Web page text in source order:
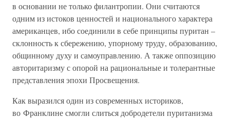
в основании не только филантропии. Они считаются
одним из истоков ценностей и национального характера
американцев, ибо соединили в себе принципы пуритан –
склонность к сбережению, упорному труду, образованию,
общинному духу и самоуправлению. А также оппозицию
авторитаризму с опорой на рациональные и толерантные
представления эпохи Просвещения.
Как выразился один из современных историков,
во Франклине смогли слиться добродетели пуританизма